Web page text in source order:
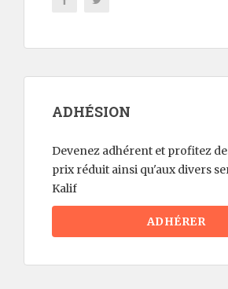
ADHÉSION
Devenez adhérent et profitez
prix réduit ainsi qu'aux divers
Kalif